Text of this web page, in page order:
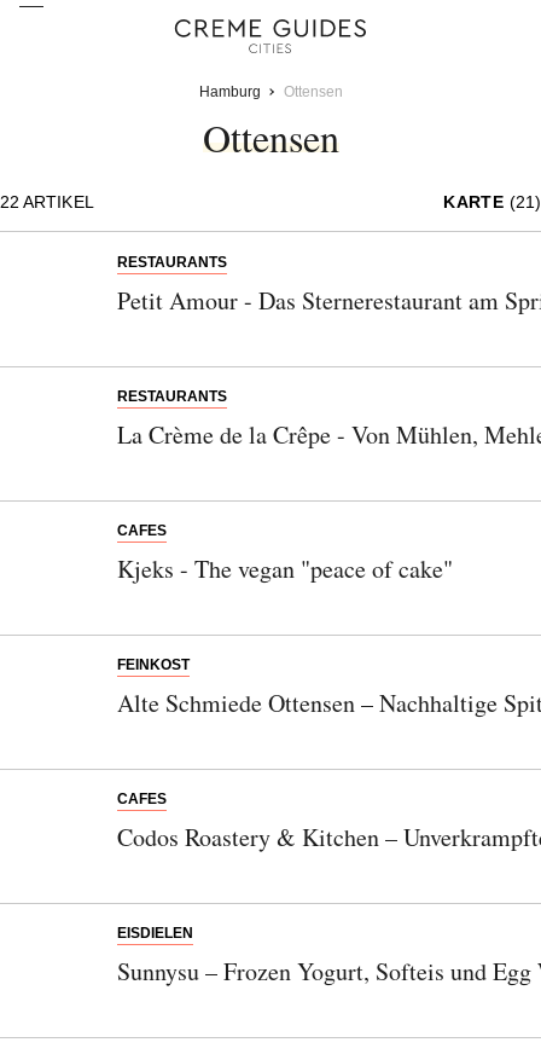
Hamburg Ottensen
Ottensen
22 ARTIKEL KARTE (21)
RESTAURANTS
Petit Amour - Das Sternerestaurant am
RESTAURANTS
La Crème de la Crêpe - Von Mühlen,
CAFES
Kjeks - The vegan "peace of cake"
FEINKOST
Alte Schmiede Ottensen – Nachhaltige
CAFES
Codos Roastery & Kitchen –
EISDIELEN
Sunnysu – Frozen Yogurt, Softeis und